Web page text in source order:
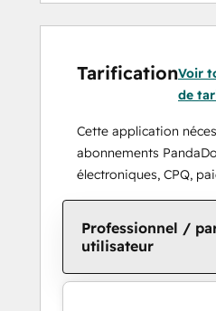
TarificationVoir
de
Cette application
abonnements
électroniques, CPQ,
Professionnel /
utilisateur